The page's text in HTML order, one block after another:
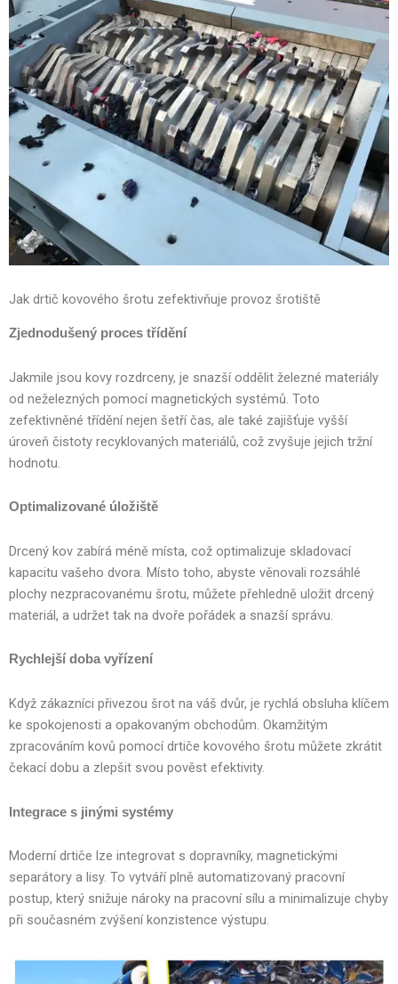
Jak drtič kovového šrotu zefektivňuje provoz šrotiště
Zjednodušený proces třídění
Jakmile jsou kovy rozdrceny, je snazší oddělit železné materiály
od neželezných pomocí magnetických systémů. Toto
zefektivněné třídění nejen šetří čas, ale také zajišťuje vyšší
úroveň čistoty recyklovaných materiálů, což zvyšuje jejich tržní
hodnotu.
Optimalizované úložiště
Drcený kov zabírá méně místa, což optimalizuje skladovací
kapacitu vašeho dvora. Místo toho, abyste věnovali rozsáhlé
plochy nezpracovanému šrotu, můžete přehledně uložit drcený
materiál, a udržet tak na dvoře pořádek a snazší správu.
Rychlejší doba vyřízení
Když zákazníci přivezou šrot na váš dvůr, je rychlá obsluha klíčem
ke spokojenosti a opakovaným obchodům. Okamžitým
zpracováním kovů pomocí drtiče kovového šrotu můžete zkrátit
čekací dobu a zlepšit svou pověst efektivity.
Integrace s jinými systémy
Moderní drtiče lze integrovat s dopravníky, magnetickými
separátory a lisy. To vytváří plně automatizovaný pracovní
postup, který snižuje nároky na pracovní sílu a minimalizuje chyby
při současném zvýšení konzistence výstupu.